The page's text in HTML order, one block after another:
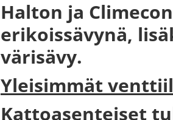
Halton ja
erikoissävynä,
värisävy.
Yleisimmät
Kattoasenteiset